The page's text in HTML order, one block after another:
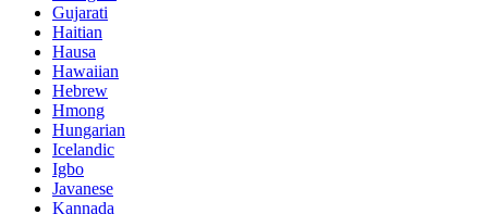
Gujarati
Haitian
Hausa
Hawaiian
Hebrew
Hmong
Hungarian
Icelandic
Igbo
Javanese
Kannada